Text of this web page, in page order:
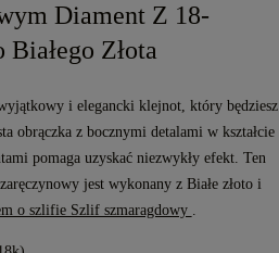
Diament Z 18-
Złota
i elegancki klejnot, który będziesz
obrączka z bocznymi detalami w kształcie
pomaga uzyskać niezwykły efekt. Ten
jest wykonany z Białe złoto i
o szlifie Szlif szmaragdowy .